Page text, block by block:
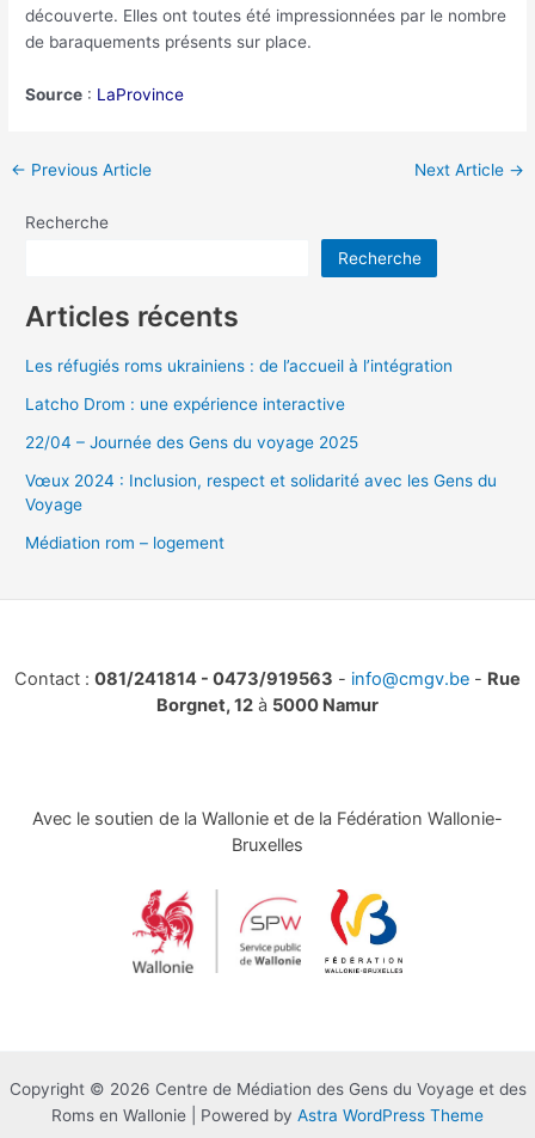
découverte. Elles ont toutes été impressionnées par le nombre
de baraquements présents sur place.
Source : LaProvince
← Previous Article Next Article →
Recherche
Recherche
Articles récents
Les réfugiés roms ukrainiens : de l’accueil à l’intégration
Latcho Drom : une expérience interactive
22/04 – Journée des Gens du voyage 2025
Vœux 2024 : Inclusion, respect et solidarité avec les Gens du
Voyage
Médiation rom – logement
Contact : 081/241814 - 0473/919563 - info@cmgv.be - Rue
Borgnet, 12 à 5000 Namur
Avec le soutien de la Wallonie et de la Fédération Wallonie-
Bruxelles
Copyright © 2026 Centre de Médiation des Gens du Voyage et des
Roms en Wallonie | Powered by Astra WordPress Theme